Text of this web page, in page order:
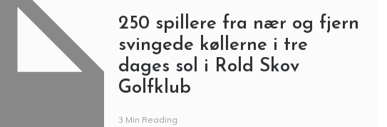
250 spillere fra nær og fjern
svingede køllerne i tre
dages sol i Rold Skov
Golfklub
3 Min Reading